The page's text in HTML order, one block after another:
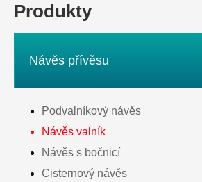
Produkty
Návěs přívěsu
Podvalníkový návěs
Návěs valník
Návěs s bočnicí
Cisternový návěs